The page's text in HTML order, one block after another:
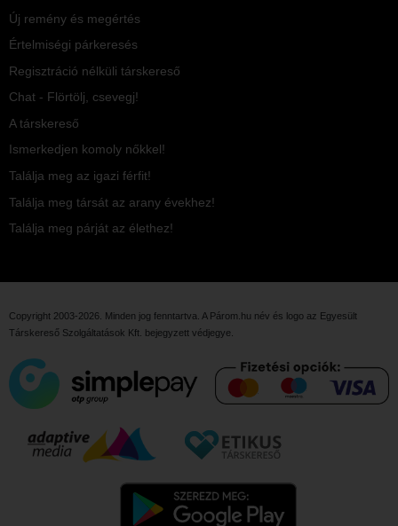
Új remény és megértés
Értelmiségi párkeresés
Regisztráció nélküli társkereső
Chat - Flörtölj, csevegj!
A társkereső
Ismerkedjen komoly nőkkel!
Találja meg az igazi férfit!
Találja meg társát az arany évekhez!
Találja meg párját az élethez!
Copyright 2003-2026. Minden jog fenntartva. A Párom.hu név és logo az Egyesült
Társkereső Szolgáltatások Kft.
bejegyzett védjegye.